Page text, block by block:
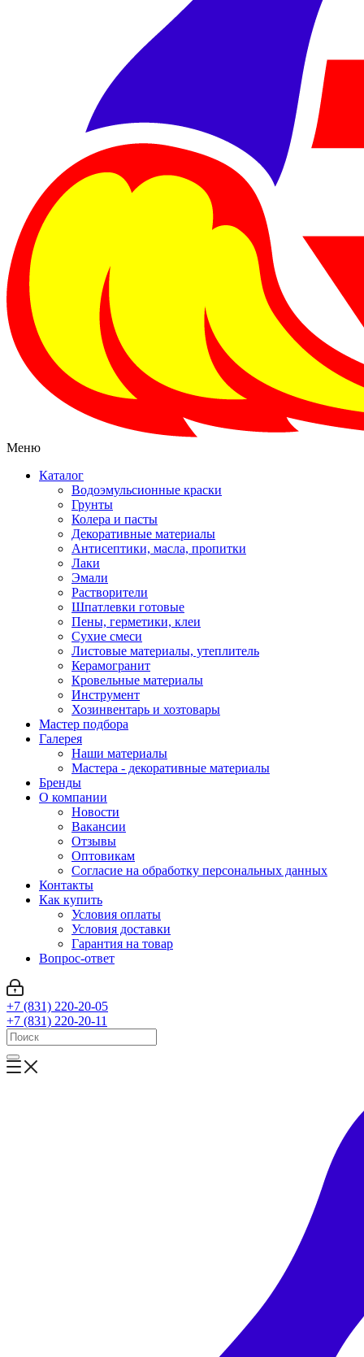
Меню
Каталог
Водоэмульсионные краски
Грунты
Колера и пасты
Декоративные материалы
Антисептики, масла, пропитки
Лаки
Эмали
Растворители
Шпатлевки готовые
Пены, герметики, клеи
Сухие смеси
Листовые материалы, утеплитель
Керамогранит
Кровельные материалы
Инструмент
Хозинвентарь и хозтовары
Мастер подбора
Галерея
Наши материалы
Мастера - декоративные материалы
Бренды
О компании
Новости
Вакансии
Отзывы
Оптовикам
Cогласие на обработку персональных данных
Контакты
Как купить
Условия оплаты
Условия доставки
Гарантия на товар
Вопрос-ответ
+7 (831) 220-20-05
+7 (831) 220-20-11